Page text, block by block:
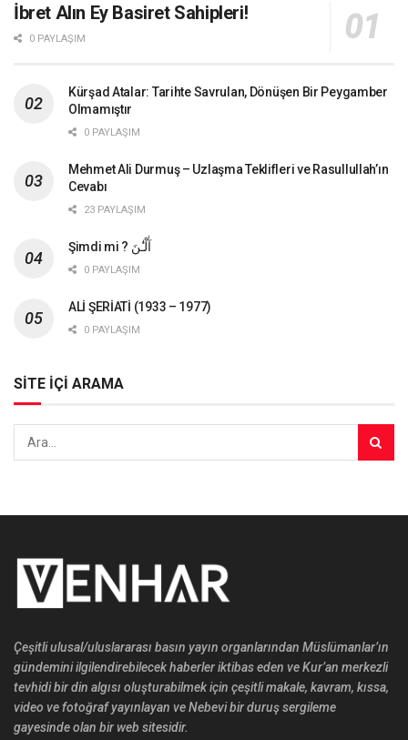
İbret Alın Ey Basiret Sahipleri!
0 PAYLAŞIM
Kürşad Atalar: Tarihte Savrulan, Dönüşen Bir Peygamber
Olmamıştır
0 PAYLAŞIM
Mehmet Ali Durmuş – Uzlaşma Teklifleri ve Rasullullah’ın
Cevabı
23 PAYLAŞIM
Şimdi mi ? آٰلْـٰٔنَ
0 PAYLAŞIM
ALİ ŞERİATİ (1933 – 1977)
0 PAYLAŞIM
SİTE İÇİ ARAMA
Çeşitli ulusal/uluslararası basın yayın organlarından Müslümanlar’ın
gündemini ilgilendirebilecek haberler iktibas eden ve Kur’an merkezli
tevhidi bir din algısı oluşturabilmek için çeşitli makale, kavram, kıssa,
video ve fotoğraf yayınlayan ve Nebevi bir duruş sergileme
gayesinde olan bir web sitesidir.